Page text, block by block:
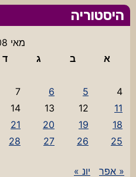
היסטוריה
מאי 2008
א
ב ג ד
4
5
6
7
11
12
13
14
18
19
20
21
25
26
27
28
« אפר יונ »